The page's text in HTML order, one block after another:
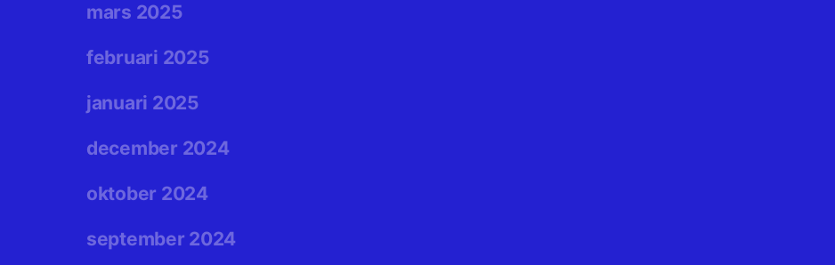
mars 2025
februari 2025
januari 2025
december 2024
oktober 2024
september 2024